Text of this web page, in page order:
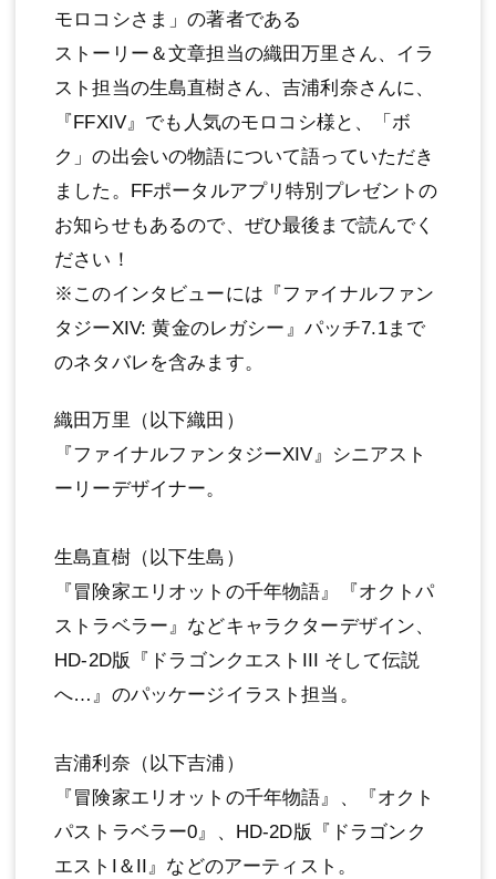
モロコシさま」の著者である
ストーリー＆文章担当の織田万里さん、イラ
スト担当の生島直樹さん、吉浦利奈さんに、
『FFXIV』でも人気のモロコシ様と、「ボ
ク」の出会いの物語について語っていただき
ました。FFポータルアプリ特別プレゼントの
お知らせもあるので、ぜひ最後まで読んでく
ださい！
※このインタビューには『ファイナルファン
タジーXIV: 黄金のレガシー』パッチ7.1まで
のネタバレを含みます。
織田万里（以下織田）
『ファイナルファンタジーXIV』シニアスト
ーリーデザイナー。
生島直樹（以下生島）
『冒険家エリオットの千年物語』『オクトパ
ストラベラー』などキャラクターデザイン、
HD-2D版『ドラゴンクエストIII そして伝説
へ…』のパッケージイラスト担当。
吉浦利奈（以下吉浦）
『冒険家エリオットの千年物語』、『オクト
パストラベラー0』、HD-2D版『ドラゴンク
エストI＆II』などのアーティスト。